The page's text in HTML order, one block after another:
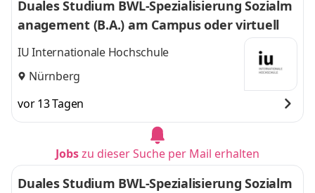
Duales Studium BWL-Spezialisierung Sozialm
anagement (B.A.) am Campus oder virtuell
IU Internationale Hochschule
Nürnberg
vor 13 Tagen
Jobszu dieser Suche per Mail erhalten
Duales Studium BWL-Spezialisierung Sozialm